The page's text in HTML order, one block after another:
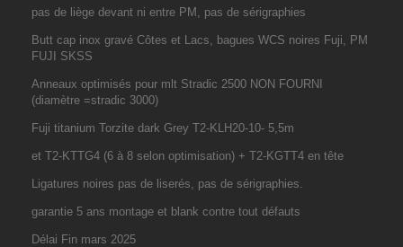
pas de liège devant ni entre PM, pas de sérigraphies
Butt cap inox gravé Côtes et Lacs, bagues WCS noires Fuji, PM
FUJI SKSS
Anneaux optimisés pour mlt Stradic 2500 NON FOURNI
(diamètre =stradic 3000)
Fuji titanium Torzite dark Grey T2-KLH20-10- 5,5m
et T2-KTTG4 (6 à 8 selon optimisation) + T2-KGTT4 en tête
Ligatures noires pas de liserés, pas de sérigraphies.
garantie 5 ans montage et blank contre tout défauts
Délai Fin mars 2025